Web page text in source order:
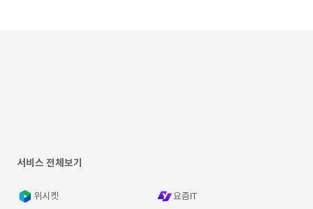
서비스 전체보기
위시켓 요즘IT